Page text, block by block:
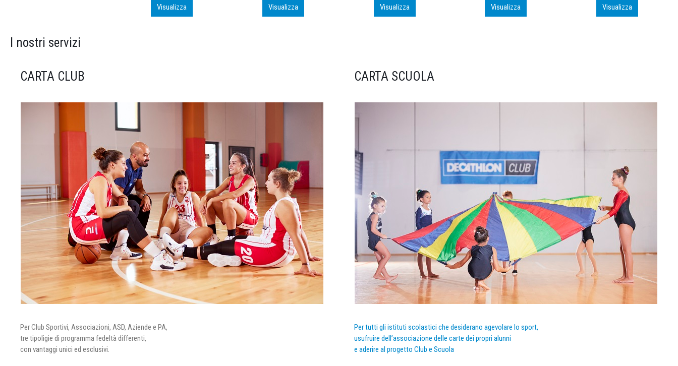
Visualizza Visualizza Visualizza Visualizza Visualizza
I nostri servizi
CARTA CLUB
Per Club Sportivi, Associazioni, ASD, Aziende e PA,
tre tipoligie di programma fedeltà differenti,
con vantaggi unici ed esclusivi.
CARTA SCUOLA
Per tutti gli istituti scolastici che desiderano agevolare lo sport,
usufruire dell’associazione delle carte dei propri alunni
e aderire al progetto Club e Scuola